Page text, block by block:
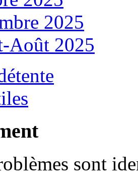
2025
Août 2025
sont